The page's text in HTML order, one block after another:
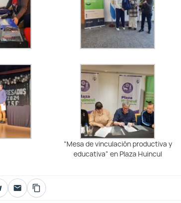
“Mesa de vinculación productiva y
educativa” en Plaza Huincul